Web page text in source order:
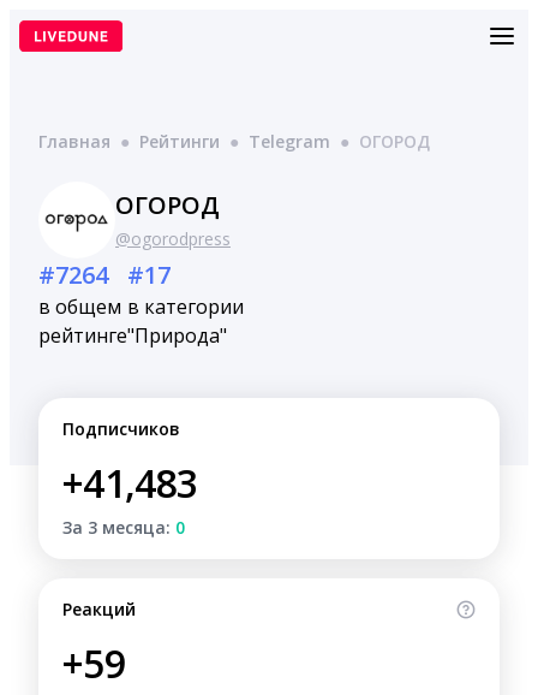
Перейти
Главная ● Рейтинги ● Telegram ● ОГОРОД
ОГОРОД
@ogorodpress
#7264
в общем
рейтинге
#17
в категории
"Природа"
Подписчиков
+41,483
За 3 месяца: 0
Реакций
+59